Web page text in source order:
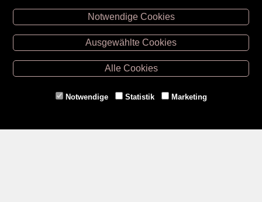
Unsere Öffnungszeiten
Retz -02942/20433
Hollabrunn -02952/30057
Eggenburg -02984/3836
Gmünd -
Notwendige Cookies
Ausgewählte Cookies
Alle Cookies
Notwendige Statistik Marketing